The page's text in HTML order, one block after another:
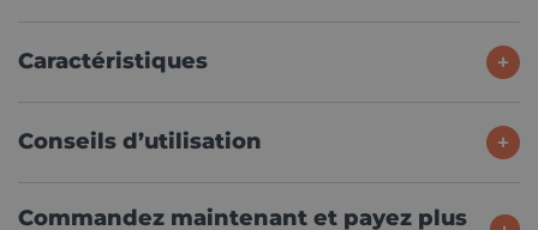
Caractéristiques
Conseils d’utilisation
Commandez maintenant et payez plus